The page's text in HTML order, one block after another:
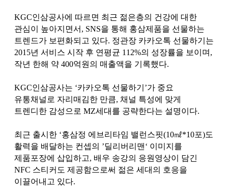
KGC인삼공사에 따르면 최근 젊은층의 건강에 대한
관심이 높아지면서, SNS을 통해 홍삼제품을 선물하는
트렌드가 보편화되고 있다. 정관장 카카오톡 선물하기는
2015년 서비스 시작 후 연평균 112%의 성장률을 보이며,
작년 한해 약 400억원의 매출액을 기록했다.
KGC인삼공사는 ‘카카오톡 선물하기’가 중요
유통채널로 자리매김한 만큼, 채널 특성에 맞게
트렌디한 감성으로 MZ세대를 공략한다는 설명이다.
최근 출시한 ‘홍삼정 에브리타임 밸런스핏(10㎖*10포)도
활력을 배달하는 컨셉의 ’딜리버리맨‘ 이미지를
제품포장에 삽입하고, 배우 송강의 응원영상이 담긴
NFC 스티커도 제공함으로써 젊은 세대의 호응을
이끌어내고 있다.